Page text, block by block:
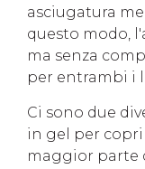
asciugatura
questo modo,
ma senza
per entrambi i
Ci sono due
in gel per
maggior parte